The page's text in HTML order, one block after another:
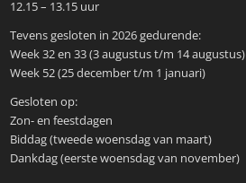
12.15 – 13.15 uur
Tevens gesloten in 2026 gedurende:
Week 32 en 33 (3 augustus t/m 14 augustus)
Week 52 (25 december t/m 1 januari)
Gesloten op:
Zon- en feestdagen
Biddag (tweede woensdag van maart)
Dankdag (eerste woensdag van november)